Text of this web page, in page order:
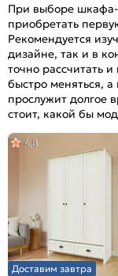
При выборе шкафа-
приобретать
Рекомендуется
дизайне, так и в
точно рассчитать
быстро меняться,
прослужит долгое
стоит, какой бы
Доставим завтра
4,8